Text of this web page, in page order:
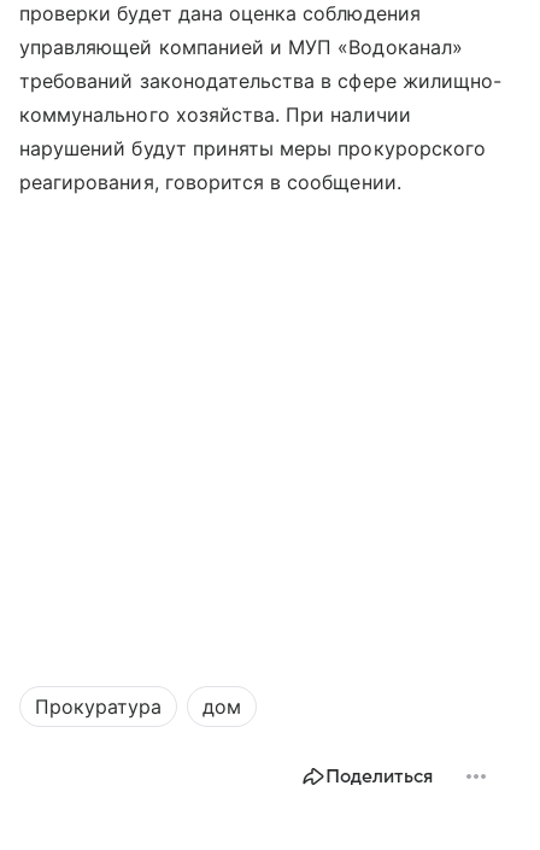
проверки будет дана оценка соблюдения
управляющей компанией и МУП «Водоканал»
требований законодательства в сфере жилищно-
коммунального хозяйства. При наличии
нарушений будут приняты меры прокурорского
реагирования, говорится в сообщении.
Прокуратура дом
Поделиться